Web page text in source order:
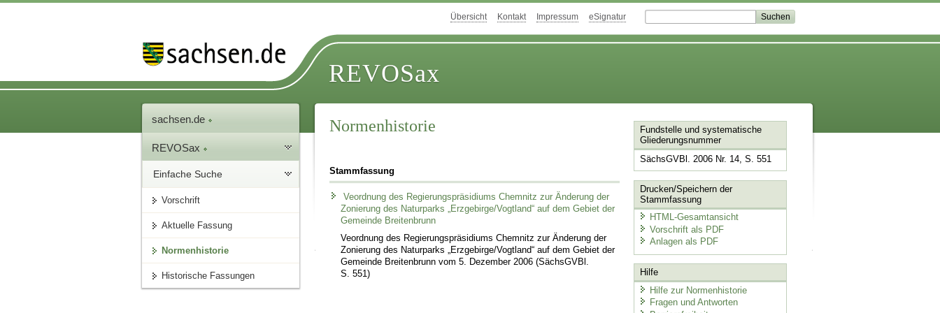
Übersicht Kontakt Impressum eSignatur
REVOSax
sachsen.de
REVOSax
Einfache Suche
Vorschrift
Aktuelle Fassung
Normenhistorie
Historische Fassungen
Normenhistorie
Stammfassung
Veordnung des Regierungspräsidiums Chemnitz zur Änderung der
Zonierung des Naturparks „Erzgebirge/Vogtland“ auf dem Gebiet der
Gemeinde Breitenbrunn
Veordnung des Regierungspräsidiums Chemnitz zur Änderung der
Zonierung des Naturparks „Erzgebirge/Vogtland“ auf dem Gebiet der
Gemeinde Breitenbrunn vom 5. Dezember 2006 (SächsGVBl.
S. 551)
Fundstelle und systematische
Gliederungsnummer
SächsGVBl. 2006 Nr. 14, S. 551
Drucken/Speichern der
Stammfassung
HTML-Gesamtansicht
Vorschrift als PDF
Anlagen als PDF
Hilfe
Hilfe zur Normenhistorie
Fragen und Antworten